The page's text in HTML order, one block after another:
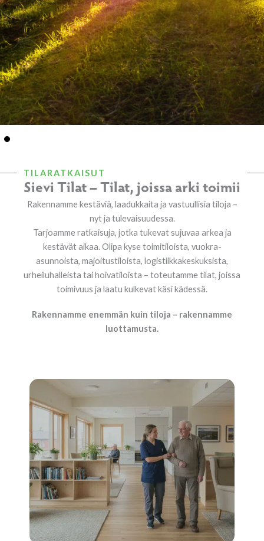
TILARATKAISUT
Sievi Tilat – Tilat, joissa arki toimii
Rakennamme kestäviä, laadukkaita ja vastuullisia tiloja –
nyt ja tulevaisuudessa.
Tarjoamme ratkaisuja, jotka tukevat sujuvaa arkea ja
kestävät aikaa. Olipa kyse toimitiloista, vuokra-
asunnoista, majoitustiloista, logistiikkakeskuksista,
urheiluhalleista tai hoivatiloista – toteutamme tilat, joissa
toimivuus ja laatu kulkevat käsi kädessä.
Rakennamme enemmän kuin tiloja – rakennamme
luottamusta.